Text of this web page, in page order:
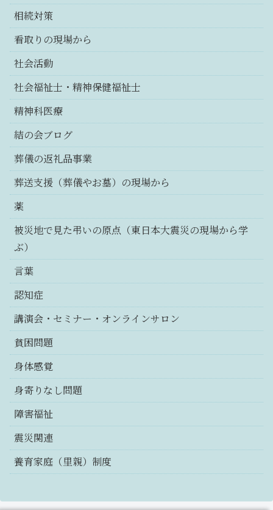
相続対策
看取りの現場から
社会活動
社会福祉士・精神保健福祉士
精神科医療
結の会ブログ
葬儀の返礼品事業
葬送支援（葬儀やお墓）の現場から
薬
被災地で見た弔いの原点（東日本大震災の現場から学
ぶ）
言葉
認知症
講演会・セミナー・オンラインサロン
貧困問題
身体感覚
身寄りなし問題
障害福祉
震災関連
養育家庭（里親）制度